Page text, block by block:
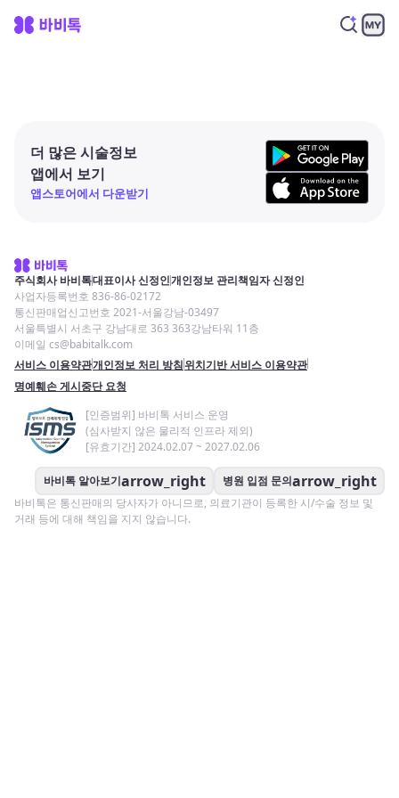
더 많은 시술정보
앱에서 보기
앱스토어에서 다운받기
주식회사 바비톡대표이사 신정인개인정보 관리책임자 신정인
사업자등록번호 836-86-02172
통신판매업신고번호 2021-서울강남-03497
서울특별시 서초구 강남대로 363 363강남타워 11층
이메일 cs@babitalk.com
서비스 이용약관개인정보 처리 방침위치기반 서비스 이용약관
명예훼손 게시중단 요청
[인증범위] 바비톡 서비스 운영
(심사받지 않은 물리적 인프라 제외)
[유효기간] 2024.02.07 ~ 2027.02.06
바비톡 알아보기arrow_right 병원 입점 문의arrow_right
바비톡은 통신판매의 당사자가 아니므로, 의료기관이 등록한 시/수술 정보 및
거래 등에 대해 책임을 지지 않습니다.